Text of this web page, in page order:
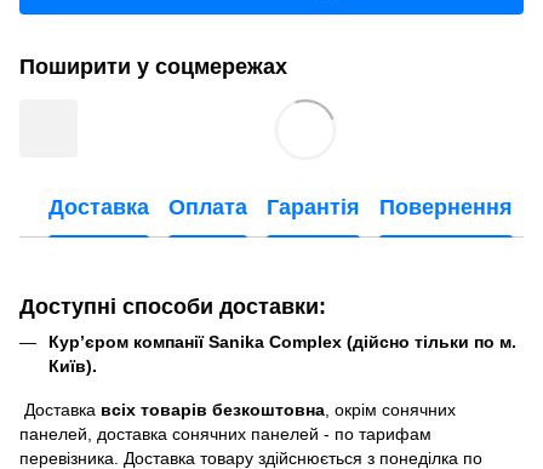
Поширити у соцмережах
Доставка Оплата Гарантія Повернення
Доступні способи доставки:
Кур’єром компанії Sanika Complex (дійсно тільки по м.
Київ).
Доставка всіх товарів безкоштовна , окрім сонячних
панелей, доставка сонячних панелей - по тарифам
перевізника. Доставка товару здійснюється з понеділка по